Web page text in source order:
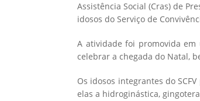
Assistência Social (Cras) de
idosos do Serviço de
A atividade foi promovida em
celebrar a chegada do Natal,
Os idosos integrantes do
elas a hidroginástica,